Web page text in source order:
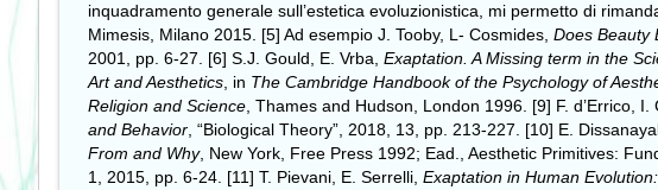
inquadramento generale sull’estetica evoluzionistica, mi permetto di
Mimesis, Milano 2015. [5] Ad esempio J. Tooby, L- Cosmides, Does Beauty
2001, pp. 6-27. [6] S.J. Gould, E. Vrba, Exaptation. A Missing term in the
Art and Aesthetics , in The Cambridge Handbook of the Psychology of
Religion and Science , Thames and Hudson, London 1996. [9] F. d’Errico, I.
and Behavior , “Biological Theory”, 2018, 13, pp. 213-227. [10] E.
From and Why, New York, Free Press 1992; Ead., Aesthetic Primitives:
1, 2015, pp. 6-24. [11] T. Pievani, E. Serrelli, Exaptation in Human